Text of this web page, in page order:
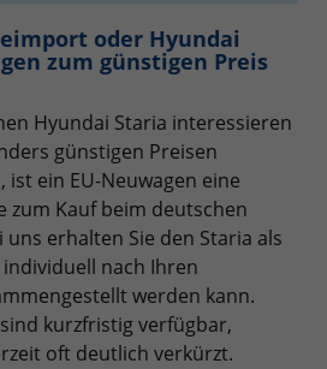
oder Hyundai
zum günstigen Preis
Hyundai Staria interessieren
günstigen Preisen
ein EU-Neuwagen eine
zum Kauf beim deutschen
erhalten Sie den Staria als
nach Ihren
werden kann.
kurzfristig verfügbar,
oft deutlich verkürzt.